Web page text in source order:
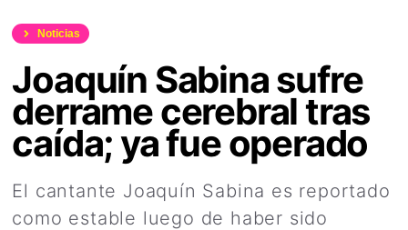
Noticias
Joaquín Sabina sufre
derrame cerebral tras
caída; ya fue operado
El cantante Joaquín Sabina es reportado
como estable luego de haber sido